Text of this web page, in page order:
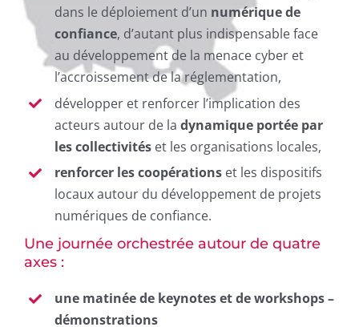
dans le déploiement d’un numérique de
confiance, d’autant plus indispensable face
au développement de la menace cyber et
l’accroissement de la réglementation,
développer et renforcer l’implication des
acteurs autour de ladynamique portée par
les collectivités et les organisations locales,
renforcer les coopérations et les dispositifs
locaux autour du développement de projets
numériques de confiance.
Une journée orchestrée autour de quatre
axes :
une matinée de keynotes et de workshops –
démonstrations